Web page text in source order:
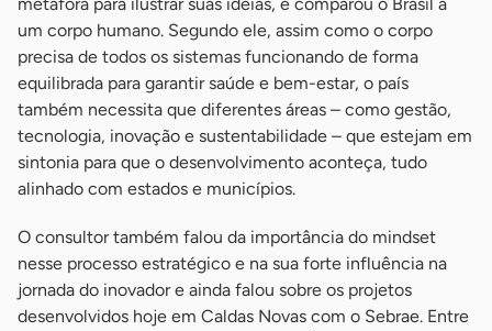
um corpo humano. Segundo ele, assim como o corpo
precisa de todos os sistemas funcionando de forma
equilibrada para garantir saúde e bem-estar, o país
também necessita que diferentes áreas – como gestão,
tecnologia, inovação e sustentabilidade – que estejam em
sintonia para que o desenvolvimento aconteça, tudo
alinhado com estados e municípios.
O consultor também falou da importância do mindset
nesse processo estratégico e na sua forte influência na
jornada do inovador e ainda falou sobre os projetos
desenvolvidos hoje em Caldas Novas com o Sebrae. Entre